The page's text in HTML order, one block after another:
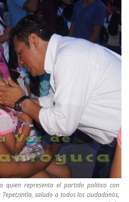
quien representa el partido politico con
saludo a todos los ciudadanos,